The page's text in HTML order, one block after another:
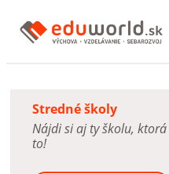
Stredné školy
Nájdi si aj ty školu,
to!